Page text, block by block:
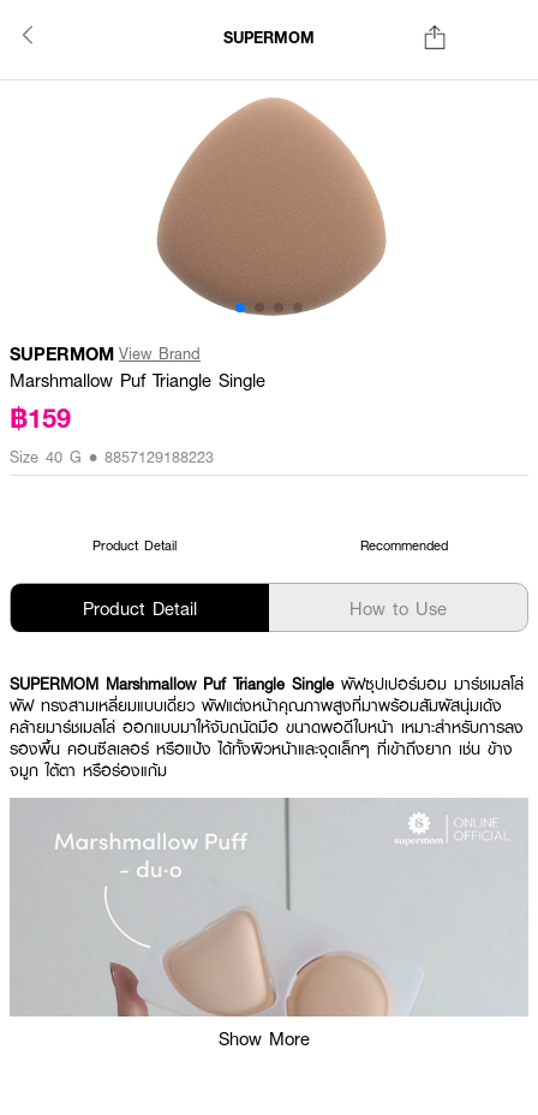
SUPERMOM
SUPERMOM View Brand
Marshmallow Puf Triangle Single
฿159
Size 40 G • 8857129188223
Product Detail Recommended
Product Detail How to Use
SUPERMOM Marshmallow Puf Triangle Single พัฟซุปเปอร์มอม มาร์ชเมลโล่
พัฟ ทรงสามเหลี่ยมแบบเดี่ยว พัฟแต่งหน้าคุณภาพสูงที่มาพร้อมสัมผัสนุ่มเด้ง
คล้ายมาร์ชเมลโล่ ออกแบบมาให้จับถนัดมือ ขนาดพอดีใบหน้า เหมาะสำหรับการลง
รองพื้น คอนซีลเลอร์ หรือแป้ง ได้ทั้งผิวหน้าและจุดเล็กๆ ที่เข้าถึงยาก เช่น ข้าง
จมูก ใต้ตา หรือร่องแก้ม
Show More